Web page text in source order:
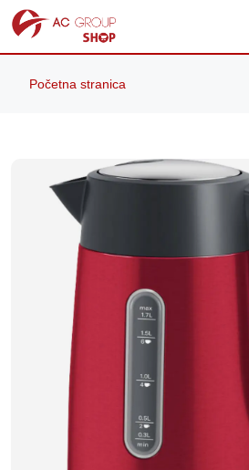
Početna stranica